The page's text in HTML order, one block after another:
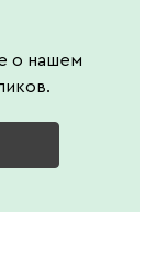
о нашем